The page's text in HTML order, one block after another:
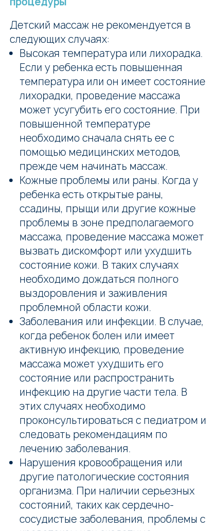
Заказать звонок
Детский массаж не рекомендуется в
следующих случаях:
Высокая температура или лихорадка.
Если у ребенка есть повышенная
температура или он имеет состояние
лихорадки, проведение массажа
может усугубить его состояние. При
повышенной температуре
необходимо сначала снять ее с
помощью медицинских методов,
прежде чем начинать массаж.
Кожные проблемы или раны. Когда у
ребенка есть открытые раны,
ссадины, прыщи или другие кожные
проблемы в зоне предполагаемого
массажа, проведение массажа может
вызвать дискомфорт или ухудшить
состояние кожи. В таких случаях
необходимо дождаться полного
выздоровления и заживления
проблемной области кожи.
Заболевания или инфекции. В случае,
когда ребенок болен или имеет
активную инфекцию, проведение
массажа может ухудшить его
состояние или распространить
инфекцию на другие части тела. В
этих случаях необходимо
проконсультироваться с педиатром и
следовать рекомендациям по
лечению заболевания.
Нарушения кровообращения или
другие патологические состояния
организма. При наличии серьезных
состояний, таких как сердечно-
сосудистые заболевания, проблемы с